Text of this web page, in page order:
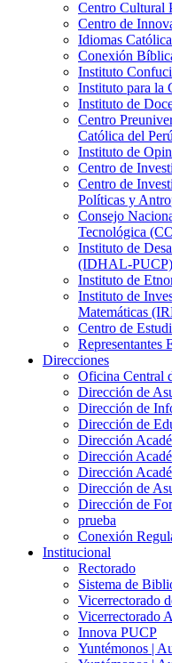
Centro Cultural
Centro de
Idiomas Católica
Conexión
Instituto
Instituto para la
Instituto de
Centro
Católica del Perú
Instituto de
Centro de
Centro de
Políticas y
Consejo
Tecnológica
Instituto de
(IDHAL-PUCP)
Instituto de
Instituto de
Matemáticas
Centro de
Representantes
Direcciones
Oficina Central
Dirección de
Dirección de
Dirección de
Dirección
Dirección
Dirección
Dirección de
Dirección de
prueba
Conexión
Institucional
Rectorado
Sistema de
Vicerrectorado
Vicerrectorado
Innova PUCP
Yuntémonos |